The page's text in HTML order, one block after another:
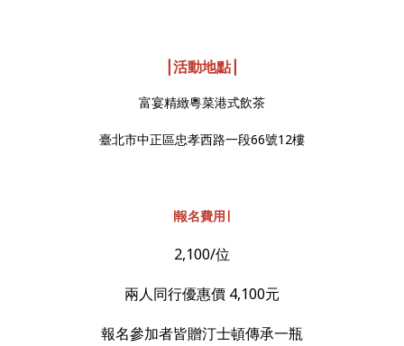
∣活動地點∣
富宴精緻粵菜港式飲茶
臺北市中正區忠孝西路一段66號12樓
∣報名費用∣
2,100/位
兩人同行優惠價 4,100元
報名參加者皆贈汀士頓傳承一瓶